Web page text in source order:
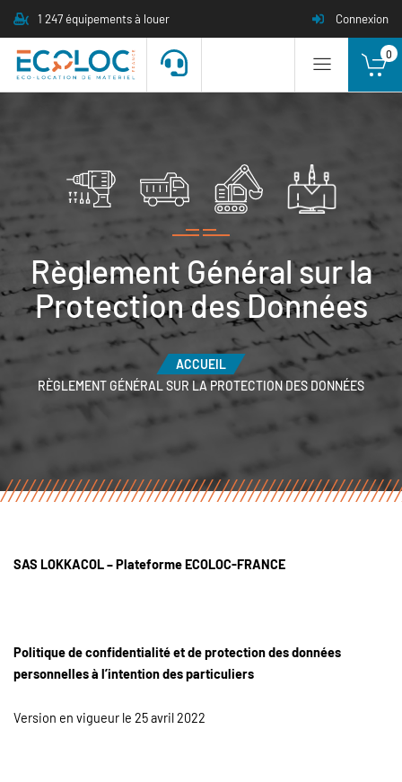
1 247 équipements à louer Connexion
0
Règlement Général sur la
Protection des Données
ACCUEIL
RÈGLEMENT GÉNÉRAL SUR LA PROTECTION DES DONNÉES
SAS LOKKACOL – Plateforme ECOLOC-FRANCE
Politique de confidentialité et de protection des données
personnelles à l’intention des particuliers
Version en vigueur le 25 avril 2022